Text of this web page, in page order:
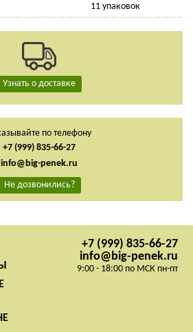
11 упаковок
Узнать о доставке
по телефону
+7 (999) 835-66-27
info@big-penek.ru
Не дозвонились?
+7 (999) 835-66-27
info@big-penek.ru
9:00 - 18:00 по МСК пн-пт